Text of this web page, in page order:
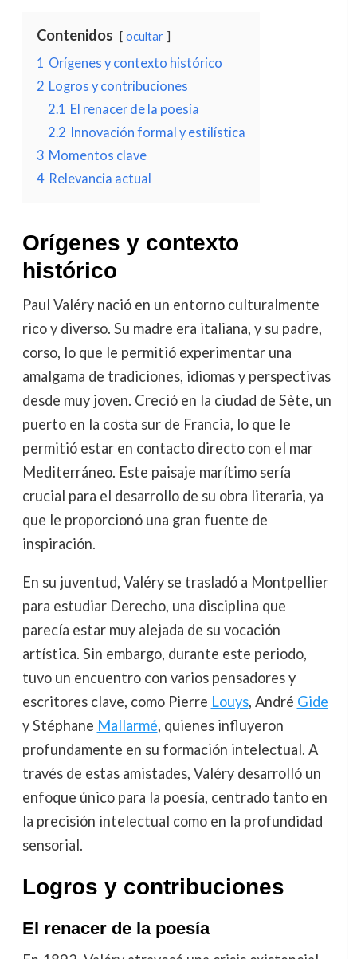
Contenidos ocultar
1 Orígenes y contexto histórico
2 Logros y contribuciones
2.1 El renacer de la poesía
2.2 Innovación formal y estilística
3 Momentos clave
4 Relevancia actual
Orígenes y contexto
histórico
Paul Valéry nació en un entorno culturalmente
rico y diverso. Su madre era italiana, y su padre,
corso, lo que le permitió experimentar una
amalgama de tradiciones, idiomas y perspectivas
desde muy joven. Creció en la ciudad de Sète, un
puerto en la costa sur de Francia, lo que le
permitió estar en contacto directo con el mar
Mediterráneo. Este paisaje marítimo sería
crucial para el desarrollo de su obra literaria, ya
que le proporcionó una gran fuente de
inspiración.
En su juventud, Valéry se trasladó a Montpellier
para estudiar Derecho, una disciplina que
parecía estar muy alejada de su vocación
artística. Sin embargo, durante este periodo,
tuvo un encuentro con varios pensadores y
escritores clave, como Pierre Louys, André Gide
y Stéphane Mallarmé, quienes influyeron
profundamente en su formación intelectual. A
través de estas amistades, Valéry desarrolló un
enfoque único para la poesía, centrado tanto en
la precisión intelectual como en la profundidad
sensorial.
Logros y contribuciones
El renacer de la poesía